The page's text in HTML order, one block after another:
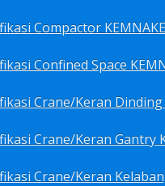
Compactor
Confined Space
Crane/Keran Dinding
Crane/Keran Gantry
Crane/Keran